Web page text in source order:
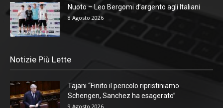
Nuoto – Leo Bergomi d’argento agli Italiani
8 Agosto 2026
Notizie Più Lette
Tajani “Finito il pericolo ripristiniamo
Schengen, Sanchez ha esagerato”
9 Agosto 2026